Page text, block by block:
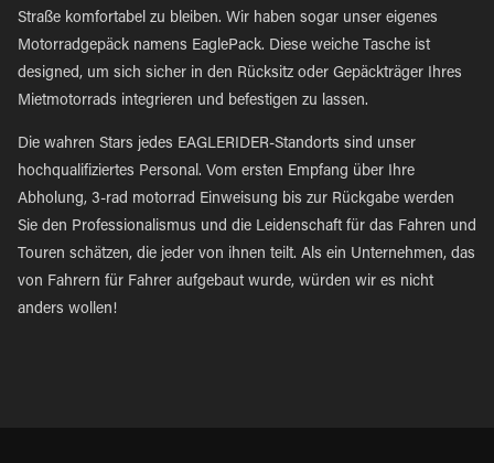
Straße komfortabel zu bleiben. Wir haben sogar unser eigenes
Motorradgepäck namens EaglePack. Diese weiche Tasche ist
designed, um sich sicher in den Rücksitz oder Gepäckträger Ihres
Mietmotorrads integrieren und befestigen zu lassen.
Die wahren Stars jedes EAGLERIDER-Standorts sind unser
hochqualifiziertes Personal. Vom ersten Empfang über Ihre
Abholung, 3-rad motorrad Einweisung bis zur Rückgabe werden
Sie den Professionalismus und die Leidenschaft für das Fahren und
Touren schätzen, die jeder von ihnen teilt. Als ein Unternehmen, das
von Fahrern für Fahrer aufgebaut wurde, würden wir es nicht
anders wollen!